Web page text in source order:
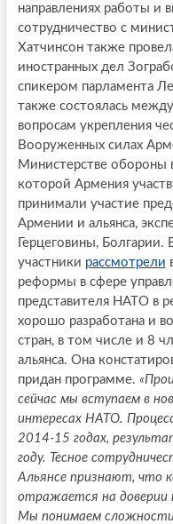
направлениях работы и
сотрудничество с
Хатчинсон также
иностранных дел
спикером парламента
также состоялась
вопросам укрепления
Вооруженных силах
Министерстве обороны
которой Армения
принимали участие
Армении и альянса,
Герцеговины,
участники рассмотрели
реформы в сфере
представителя НАТО в
хорошо разработана и
стран, в том числе и 8
альянса. Она
придан программе.
сейчас мы вступаем в
интересах НАТО.
2014-15 годах,
году. Тесное
Альянсе признают, что
отражается на доверии
Мы понимаем